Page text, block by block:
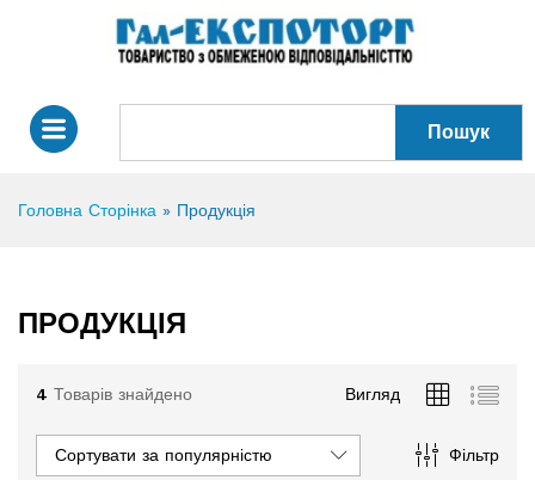
Пошук
Головна Сторінка » Продукція
ПРОДУКЦІЯ
4 Товарів знайдено Вигляд
Фільтр
Сортувати за популярністю